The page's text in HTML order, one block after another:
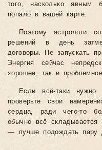
того, насколько
попало в вашей карте.
Поэтому астрологи
решений в день
договоры. Не запускать
Энергия сейчас
хорошее, так и
Если всё-таки
проверьте свои
сердца, ради чего-то
обычно всё
— лучше подождать пару